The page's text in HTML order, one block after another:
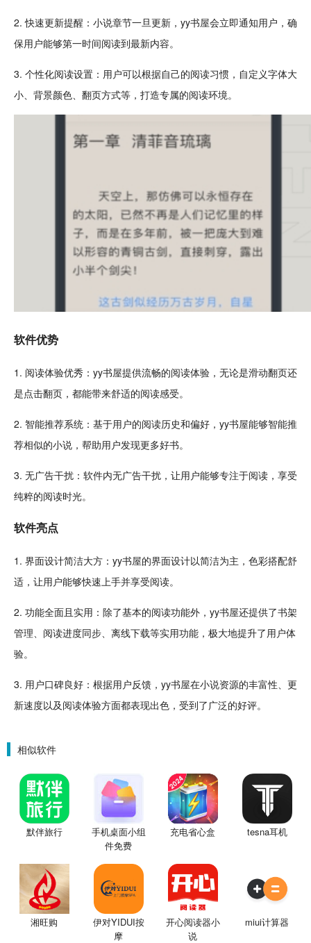
2. 快速更新提醒：小说章节一旦更新，yy书屋会立即通知用户，确
保用户能够第一时间阅读到最新内容。
3. 个性化阅读设置：用户可以根据自己的阅读习惯，自定义字体大
小、背景颜色、翻页方式等，打造专属的阅读环境。
软件优势
1. 阅读体验优秀：yy书屋提供流畅的阅读体验，无论是滑动翻页还
是点击翻页，都能带来舒适的阅读感受。
2. 智能推荐系统：基于用户的阅读历史和偏好，yy书屋能够智能推
荐相似的小说，帮助用户发现更多好书。
3. 无广告干扰：软件内无广告干扰，让用户能够专注于阅读，享受
纯粹的阅读时光。
软件亮点
1. 界面设计简洁大方：yy书屋的界面设计以简洁为主，色彩搭配舒
适，让用户能够快速上手并享受阅读。
2. 功能全面且实用：除了基本的阅读功能外，yy书屋还提供了书架
管理、阅读进度同步 离线下载等实用功能，极大地提升了用户体
验。
3. 用户口碑良好：根据用户反馈，yy书屋在小说资源的丰富性、更
新速度以及阅读体验方面都表现出色，受到了广泛的好评。
相似软件
默伴旅行
手机桌面小组
件免费
充电省心盒 tesna耳机
湘旺购
伊对YIDUI按
摩
开心阅读器小
说
miui计算器